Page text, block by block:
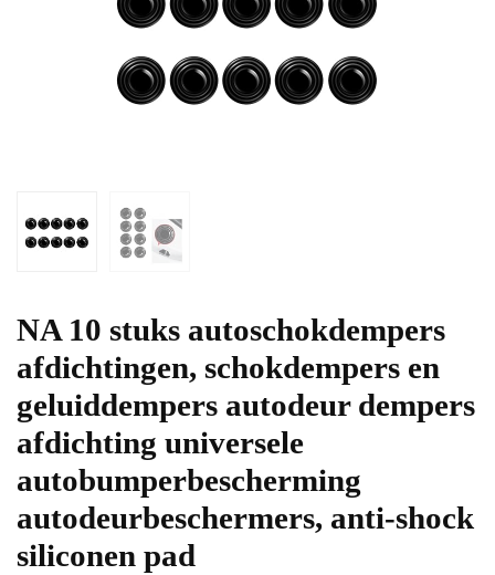
NA 10 stuks autoschokdempers
afdichtingen, schokdempers en
geluiddempers autodeur dempers
afdichting universele
autobumperbescherming
autodeurbeschermers, anti-shock
siliconen pad